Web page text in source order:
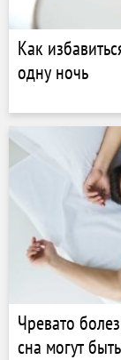
Как
одну ночь
Чревато
сна могут